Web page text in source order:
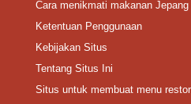
Cara menikmati makanan
Ketentuan Penggunaan
Kebijakan Situs
Tentang Situs Ini
Situs untuk membuat menu